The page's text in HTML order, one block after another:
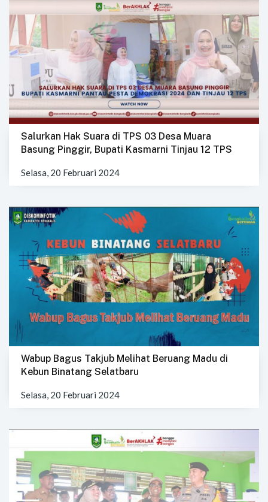
Salurkan Hak Suara di TPS 03 Desa Muara
Basung Pinggir, Bupati Kasmarni Tinjau 12 TPS
Selasa, 20 Februari 2024
Wabup Bagus Takjub Melihat Beruang Madu di
Kebun Binatang Selatbaru
Selasa, 20 Februari 2024